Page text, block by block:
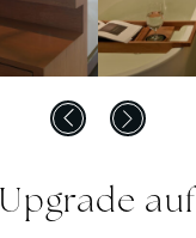
Upgrade auf